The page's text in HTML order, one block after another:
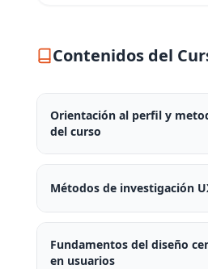
Contenidos del
Orientación al perfil y
del curso
Métodos de investigación
Fundamentos del diseño
en usuarios